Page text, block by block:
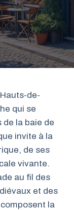
de-
qui se
la baie de
invite à la
de ses
vivante.
au fil des
et des
la